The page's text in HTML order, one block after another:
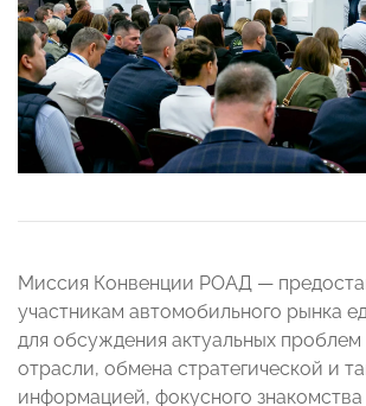
Миссия Конвенции РОАД —
участникам автомобильного рынка
для обсуждения актуальных
отрасли, обмена стратегической и
информацией, фокусного